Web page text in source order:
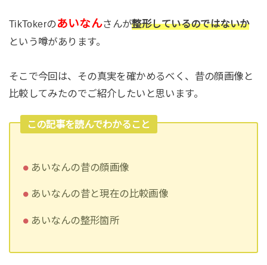
TikTokerのあいなんさんが整形しているのではないか
という噂があります。
そこで今回は、その真実を確かめるべく、昔の顔画像と
比較してみたのでご紹介したいと思います。
この記事を読んでわかること
あいなんの昔の顔画像
あいなんの昔と現在の比較画像
あいなんの整形箇所